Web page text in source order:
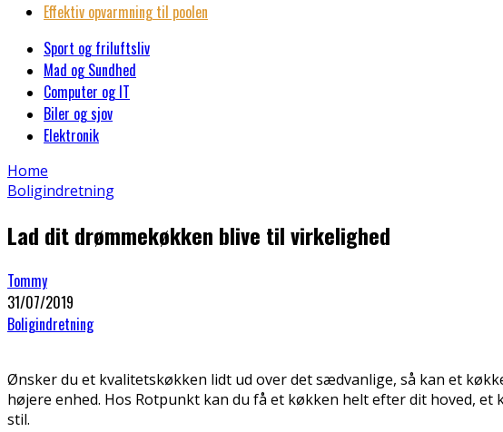
Effektiv opvarmning til poolen
Sport og friluftsliv
Mad og Sundhed
Computer og IT
Biler og sjov
Elektronik
Home
Boligindretning
Lad dit drømmekøkken blive til virkelighed
Tommy
31/07/2019
Boligindretning
Ønsker du et kvalitetskøkken lidt ud over det sædvanlige, så kan et
højere enhed. Hos Rotpunkt kan du få et køkken helt efter dit hoved,
stil.